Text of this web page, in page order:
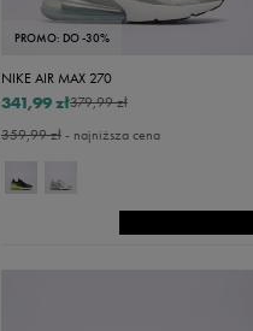
PROMO: DO -30%
NIKE AIR MAX 270
379,99 zł
341,99 zł
359,99 zł- najniższa cena